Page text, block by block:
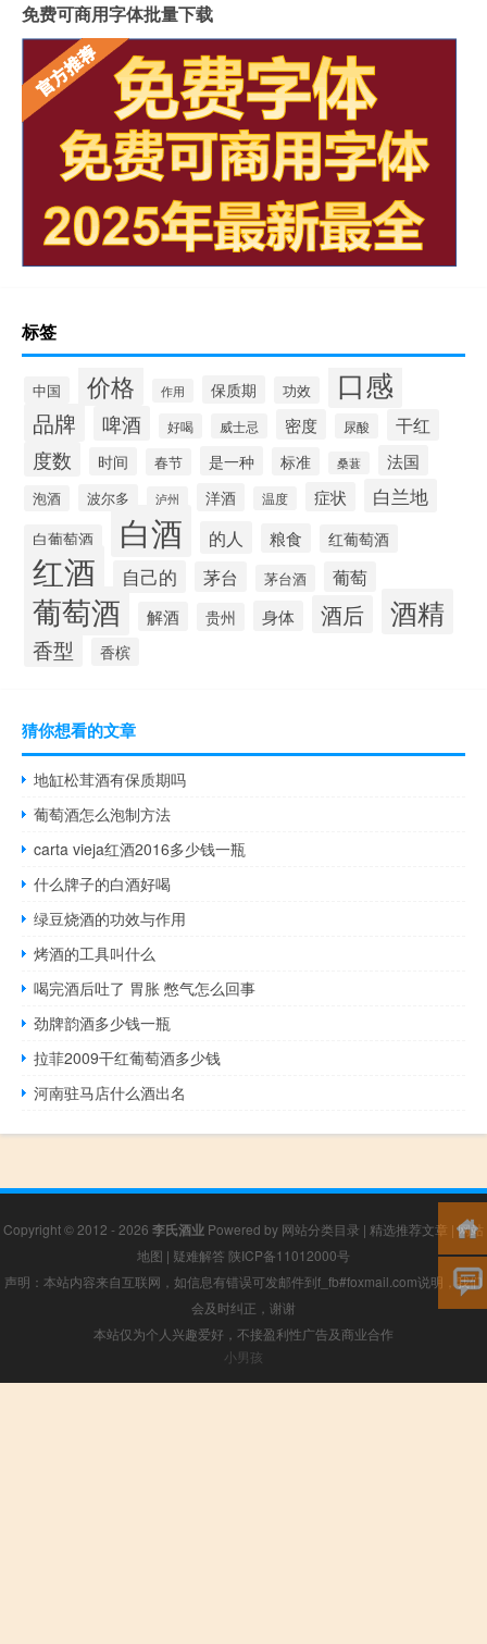
免费可商用字体批量下载
标签
中国 价格 作用 保质期 功效 口感
品牌 啤酒 好喝 威士忌 密度 尿酸 干红
度数 时间 春节 是一种 标准 桑葚 法国
泡酒 波尔多 泸州 洋酒 温度 症状 白兰地
白葡萄酒 白酒 的人 粮食 红葡萄酒
红酒 自己的 茅台 茅台酒 葡萄
葡萄酒 解酒 贵州 身体 酒后 酒精
香型 香槟
猜你想看的文章
地缸松茸酒有保质期吗
葡萄酒怎么泡制方法
carta vieja红酒2016多少钱一瓶
什么牌子的白酒好喝
绿豆烧酒的功效与作用
烤酒的工具叫什么
喝完酒后吐了 胃胀 憋气怎么回事
劲牌韵酒多少钱一瓶
拉菲2009干红葡萄酒多少钱
河南驻马店什么酒出名
Copyright © 2012 - 2026 李氏酒业 Powered by 网站分类目录 | 精选推荐文章 |网站
地图 | 疑难解答 陕ICP备11012000号
声明：本站内容来自互联网，如信息有错误可发邮件到f_fb#foxmail.com说明，我们
会及时纠正，谢谢
本站仅为个人兴趣爱好，不接盈利性广告及商业合作
小男孩